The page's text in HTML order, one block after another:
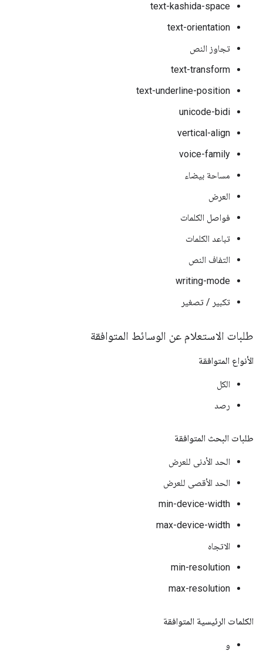
text-kashida-space
text-orientation
تجاوز النص
text-transform
text-underline-position
unicode-bidi
vertical-align
voice-family
مساحة بيضاء
العرض
فواصل الكلمات
تباعد الكلمات
التفاف النص
writing-mode
تكبير / تصغير
طلبات الاستعلام عن الوسائط المتوافقة
الأنواع المتوافقة
الكل
رصد
طلبات البحث المتوافقة
الحد الأدنى للعرض
الحد الأقصى للعرض
min-device-width
max-device-width
الاتجاه
min-resolution
max-resolution
الكلمات الرئيسية المتوافقة
و